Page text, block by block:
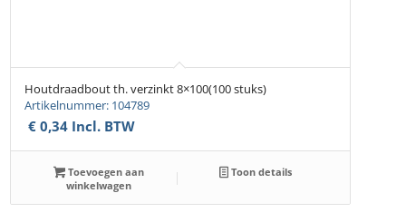
Houtdraadbout th. verzinkt 8×100(100 stuks)
Artikelnummer: 104789
€ 0,34 Incl. BTW
Toevoegen aan
winkelwagen
Toon details